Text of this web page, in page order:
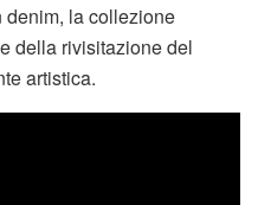
la collezione
della rivisitazione del
artistica.